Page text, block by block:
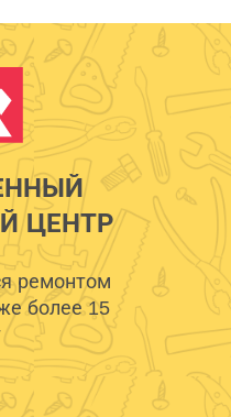
ЦЕНТР
ремонтом
более 15